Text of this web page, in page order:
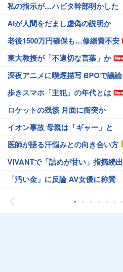
私の指示が…ハビタ幹部明かした
AIが人間をだまし虚偽の説明か
老後1500万円確保も…修繕費不安
東大教授が「不適切な言葉」か
深夜アニメに喫煙描写 BPOで議論
歩きスマホ「主犯」の年代とは
ロケットの残骸 月面に衝突か
イオン事故 母親は「ギャー」と
医師が語る汗悩みとの向き合い方
VIVANTで「詰めが甘い」指摘続出
「汚い金」に反論 AV女優に称賛